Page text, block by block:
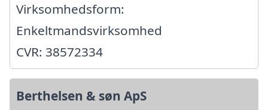
Virksomhedsform:
Enkeltmandsvirksomhed
CVR: 38572334
Berthelsen & søn ApS